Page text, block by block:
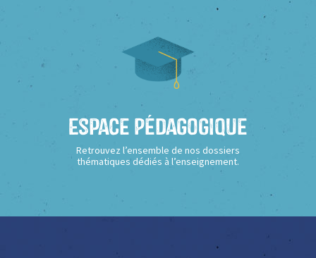
Espace Pédagogique
Retrouvez l’ensemble de nos dossiers
thématiques dédiés à l’enseignement.